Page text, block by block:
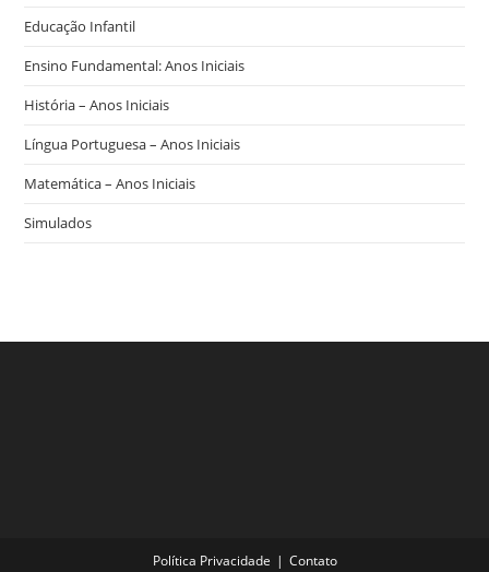
Educação Infantil
Ensino Fundamental: Anos Iniciais
História – Anos Iniciais
Língua Portuguesa – Anos Iniciais
Matemática – Anos Iniciais
Simulados
Política Privacidade Contato